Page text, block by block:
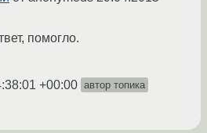
помогло.
+00:00 автор топика